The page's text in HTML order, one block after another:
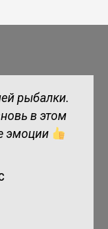
рыбалки.
в этом
эмоции